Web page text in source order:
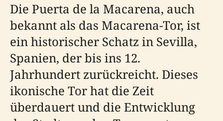
Die Puerta de la Macarena, auch
bekannt als das Macarena-Tor, ist
ein historischer Schatz in Sevilla,
Spanien, der bis ins 12.
Jahrhundert zurückreicht. Dieses
ikonische Tor hat die Zeit
überdauert und die Entwicklung